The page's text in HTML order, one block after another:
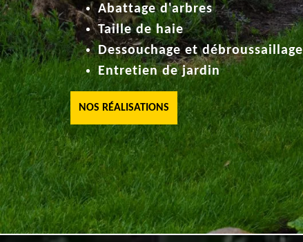
Abattage d'arbres
Taille de haie
Dessouchage et débroussaillage
Entretien de jardin
NOS RÉALISATIONS